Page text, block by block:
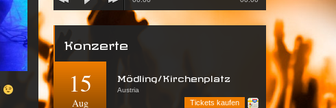
Konzerte
15
Aug
Mödling/Kirchenplatz
Austria
Tickets kaufen